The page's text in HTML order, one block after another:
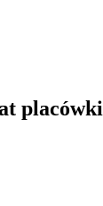
placówki